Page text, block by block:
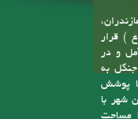
) قرار
و در
به
پوشش
شهر با
مساحت